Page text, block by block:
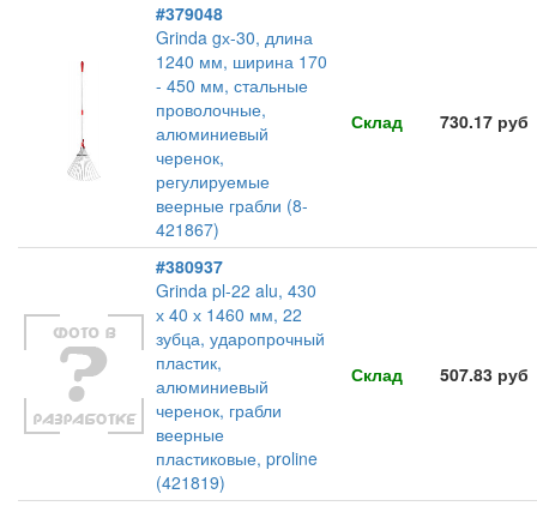
#379048
Grinda gх-30, длина
1240 мм, ширина 170
- 450 мм, стальные
проволочные,
алюминиевый
черенок,
регулируемые
веерные грабли (8-
421867)
Склад 730.17 руб
#380937
Grinda pl-22 alu, 430
х 40 х 1460 мм, 22
зубца, ударопрочный
пластик,
алюминиевый
черенок, грабли
веерные
пластиковые, proline
(421819)
Склад 507.83 руб